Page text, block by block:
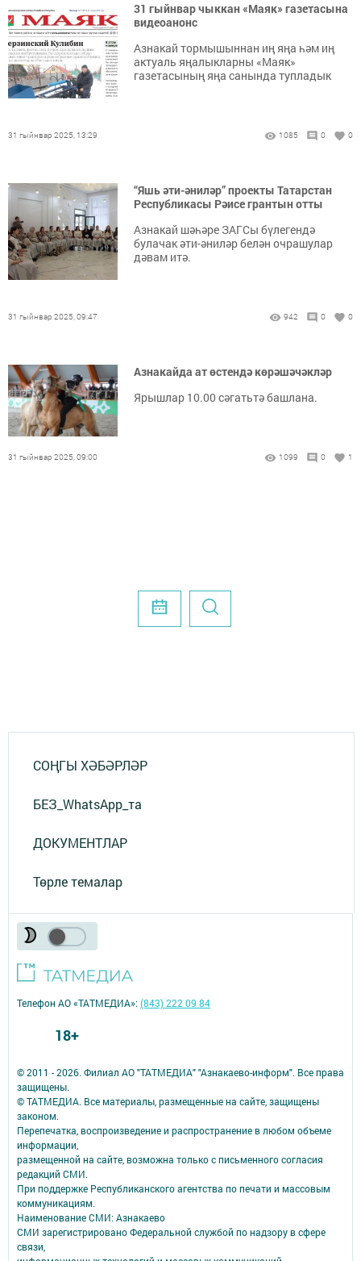
31 гыйнвар чыккан «Маяк» газетасына
видеоанонс
Азнакай тормышыннан иң яңа һәм иң
актуаль яңалыкларны «Маяк»
газетасының яңа санында тупладык
31 гыйнвар 2025, 13:29 1085 0 0
“Яшь әти-әниләр” проекты Татарстан
Республикасы Рәисе грантын отты
Азнакай шәһәре ЗАГСы бүлегендә
булачак әти-әниләр белән очрашулар
дәвам итә.
31 гыйнвар 2025, 09:47 942 0 0
Азнакайда ат өстендә көрәшәчәкләр
Ярышлар 10.00 сәгатьтә башлана.
31 гыйнвар 2025, 09:00 1099 0 1
СОҢГЫ ХӘБӘРЛӘР
БЕЗ_WhatsApp_та
ДОКУМЕНТЛАР
Төрле темалар
© 2011 - 2026. Филиал АО "ТАТМЕДИА" "Азнакаево-информ". Все права
защищены.
© ТАТМЕДИА. Все материалы, размещенные на сайте, защищены
законом.
Перепечатка, воспроизведение и распространение в любом объеме
информации,
размещенной на сайте, возможна только с письменного согласия
редакций СМИ.
При поддержке Республиканского агентства по печати и массовым
коммуникациям.
Наименование СМИ: Азнакаево
СМИ зарегистрировано Федеральной службой по надзору в сфере
связи,
Телефон АО «ТАТМЕДИА»:(843) 222 09 84
18+